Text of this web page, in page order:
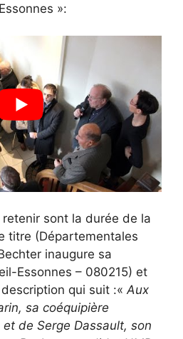
»:
sont la durée de la
titre (Départementales
inaugure sa
Essonnes – 080215) et
qui suit :« Aux
sa coéquipière
de Serge Dassault, son